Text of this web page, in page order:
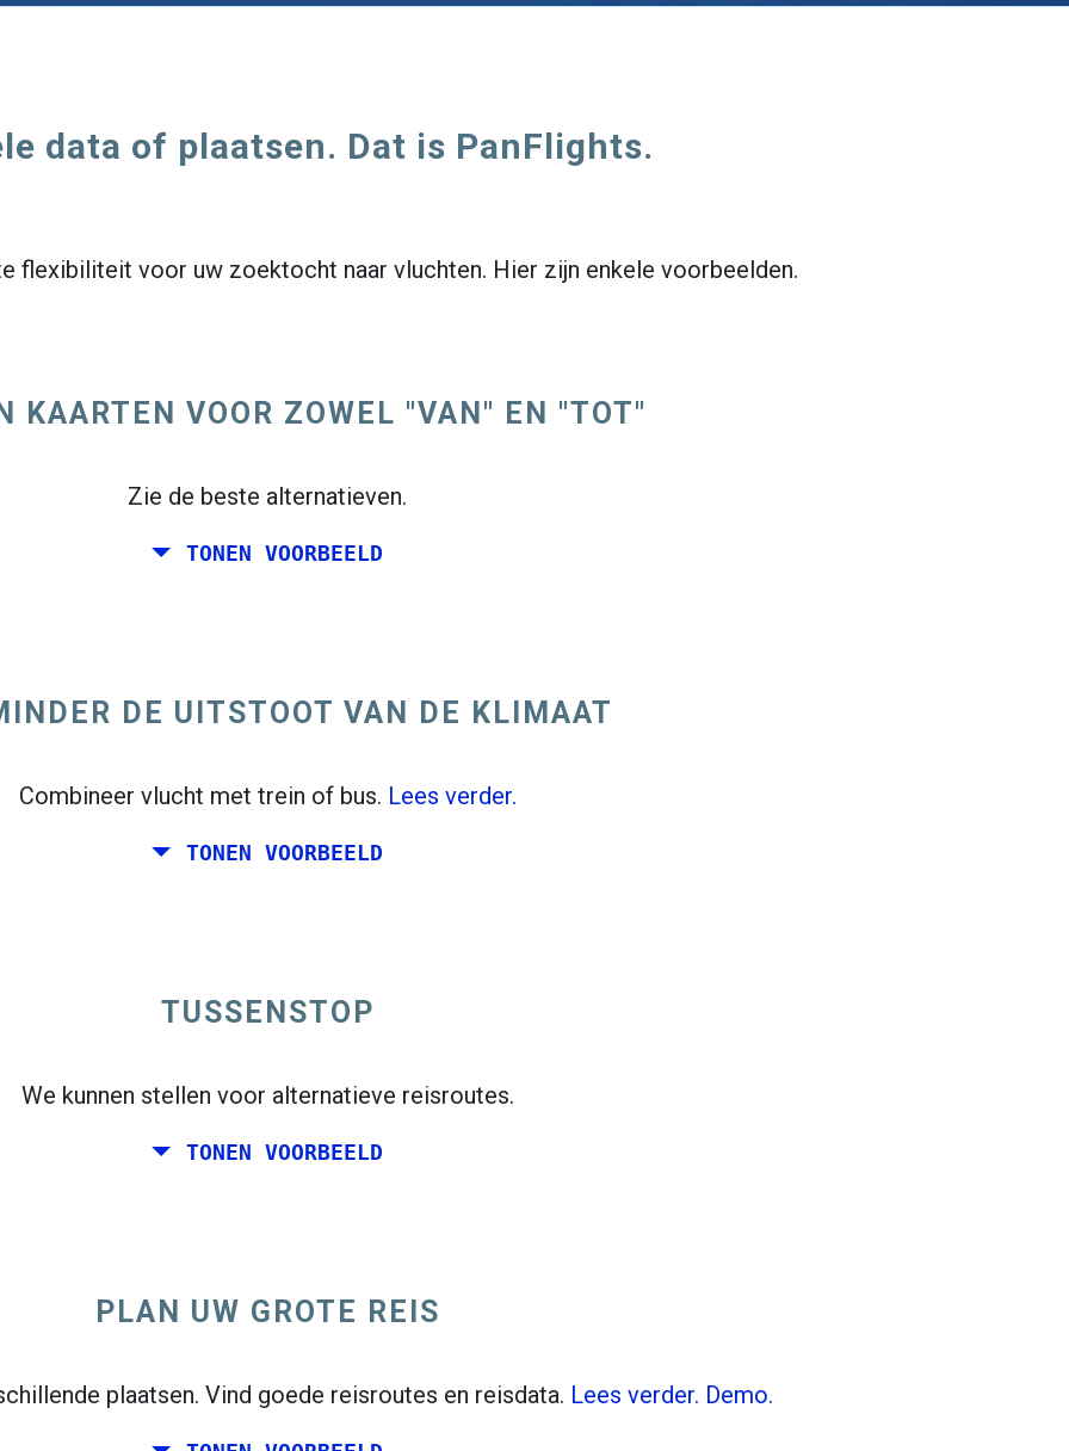
data of plaatsen. Dat is PanFlights.
flexibiliteit voor uw zoektocht naar vluchten. Hier zijn enkele voorbeelden.
KAARTEN VOOR ZOWEL "VAN" EN "TOT"
Zie de beste alternatieven.
TONEN VOORBEELD
DE UITSTOOT VAN DE KLIMAAT
Combineer vlucht met trein of bus. Lees verder.
TONEN VOORBEELD
open_in_new
TUSSENSTOP
We kunnen stellen voor alternatieve reisroutes.
TONEN VOORBEELD
PLAN UW GROTE REIS
plaatsen. Vind goede reisroutes en reisdata. Lees verder. Demo.